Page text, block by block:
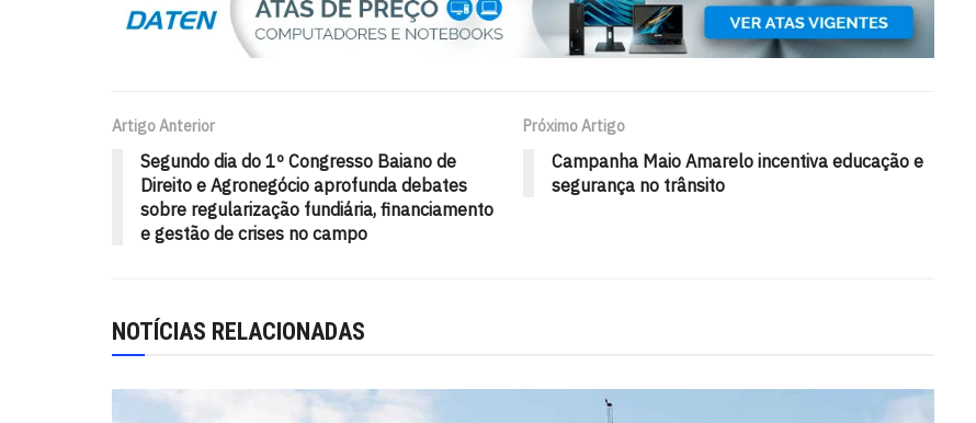
Artigo Anterior
Segundo dia do 1º Congresso Baiano de
Direito e Agronegócio aprofunda debates
sobre regularização fundiária, financiamento
e gestão de crises no campo
Próximo Artigo
Campanha Maio Amarelo incentiva educação e
segurança no trânsito
NOTÍCIAS RELACIONADAS